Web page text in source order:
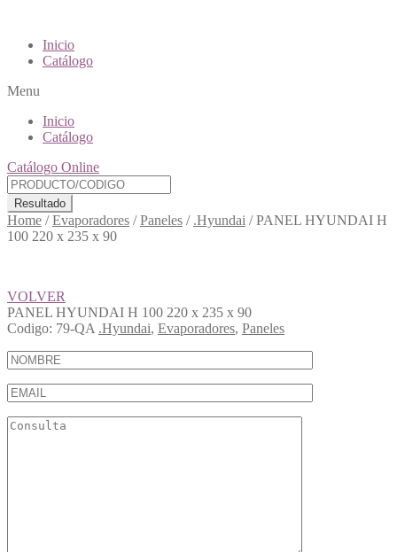
Inicio
Catálogo
Menu
Inicio
Catálogo
Catálogo Online
Resultado
Home /Evaporadores /Paneles / .Hyundai /PANEL HYUNDAI H
100 220 x 235 x 90
VOLVER
PANEL HYUNDAI H 100 220 x 235 x 90
Codigo: 79-QA .Hyundai, Evaporadores, Paneles